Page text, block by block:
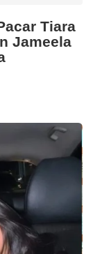
Tiara
Jameela